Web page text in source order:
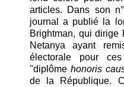
articles. Dans son
journal a publié la
Brightman, qui
Netanya ayant
électorale pour
"diplômehonoris
de la République.